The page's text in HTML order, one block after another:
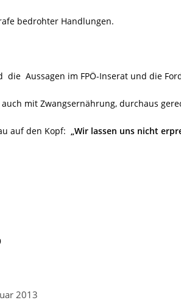
bedrohter Handlungen.
die Aussagen im FPÖ-Inserat und die
mit Zwangsernährung, durchaus
auf den Kopf: „Wir lassen uns nicht
2013